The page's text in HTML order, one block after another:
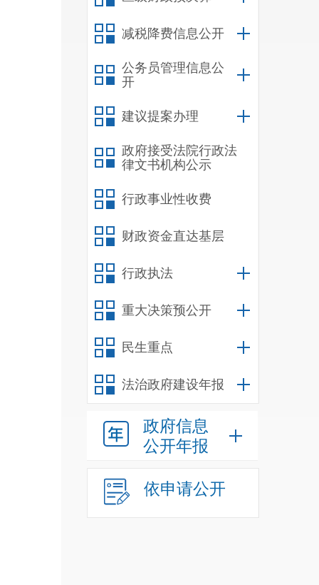
减税降费信息公开
公务员管理信息公
开
建议提案办理
政府接受法院行政法
律文书机构公示
行政事业性收费
财政资金直达基层
行政执法
重大决策预公开
民生重点
法治政府建设年报
政府信息
公开年报
依申请公开